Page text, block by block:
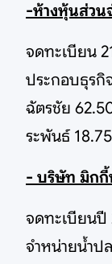
-ห้างหุ้นส่วน
จดทะเบียน
ประกอบธุรกิ
ฉัตรชัย
ระพันธ์
- บริษัท มิกกี้
จดทะเบียนปี
จำหน่ายน้ำป